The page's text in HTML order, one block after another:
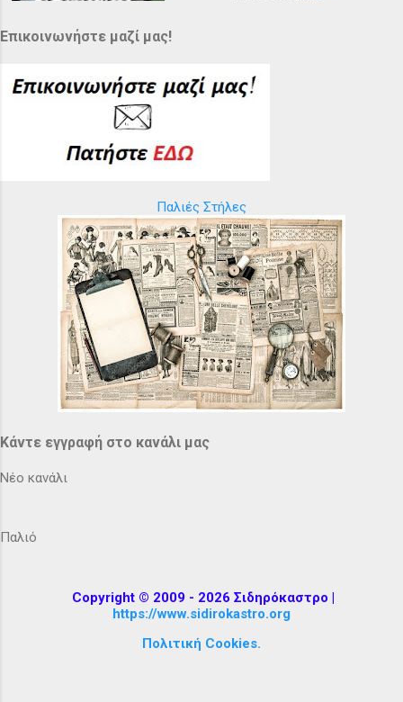
Επικοινωνήστε μαζί μας!
Παλιές Στήλες
Κάντε εγγραφή στο κανάλι μας
Νέο κανάλι
Παλιό
Copyright © 2009 - 2026 Σιδηρόκαστρο |
https://www.sidirokastro.org
Πολιτική Cookies.